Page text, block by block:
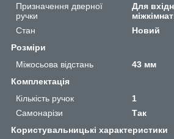
Призначення дверної
ручки
Для
Стан
Новий
Розміри
Міжосьова відстань
43 мм
Комплектація
Кількість ручок
1
Самонарізи
Так
Користувальницькі характеристики